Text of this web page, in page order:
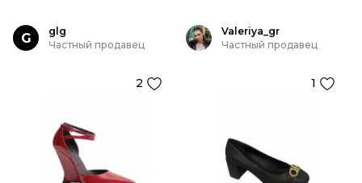
G
glg
Частный продавец
2
Valeriya_gr
Частный продавец
1